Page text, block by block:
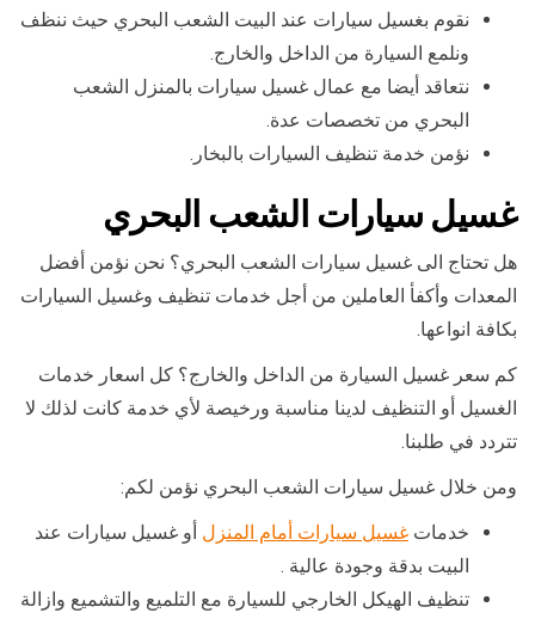
نقوم بغسيل سيارات عند البيت الشعب البحري حيث ننظف
ونلمع السيارة من الداخل والخارج.
نتعاقد أيضا مع عمال غسيل سيارات بالمنزل الشعب
البحري من تخصصات عدة.
نؤمن خدمة تنظيف السيارات بالبخار.
غسيل سيارات الشعب البحري
هل تحتاج الى غسيل سيارات الشعب البحري؟ نحن نؤمن أفضل
المعدات وأكفأ العاملين من أجل خدمات تنظيف وغسيل السيارات
بكافة انواعها.
كم سعر غسيل السيارة من الداخل والخارج؟ كل اسعار خدمات
الغسيل أو التنظيف لدينا مناسبة ورخيصة لأي خدمة كانت لذلك لا
تتردد في طلبنا.
ومن خلال غسيل سيارات الشعب البحري نؤمن لكم:
خدمات غسيل سيارات أمام المنزل أو غسيل سيارات عند
البيت بدقة وجودة عالية .
تنظيف الهيكل الخارجي للسيارة مع التلميع والتشميع وازالة